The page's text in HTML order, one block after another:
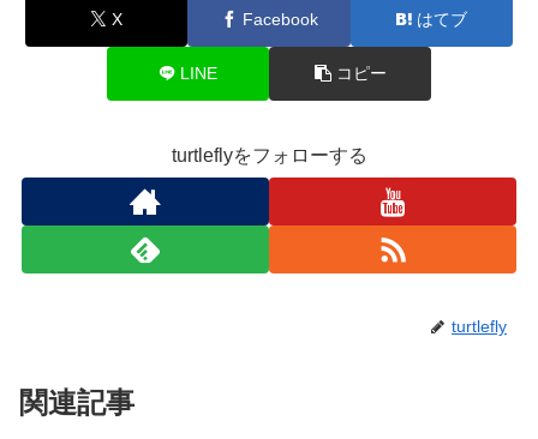
X Facebook はてブ
LINE コピー
turtleflyをフォローする
turtlefly
関連記事